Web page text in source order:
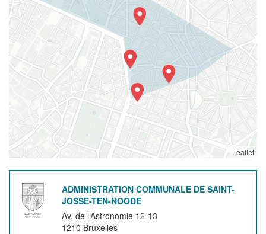
Leaflet
ADMINISTRATION COMMUNALE DE SAINT-
JOSSE-TEN-NOODE
Av. de l’Astronomie 12-13
1210 Bruxelles